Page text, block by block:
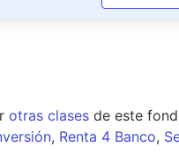
otras clases de este
, Renta 4 Banco,